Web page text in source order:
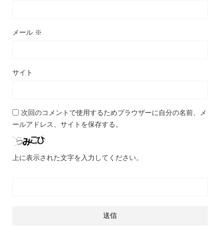
メール ※
サイト
次回のコメントで使用するためブラウザーに自分の名前、メ
ールアドレス、サイトを保存する。
上に表示された文字を入力してください。